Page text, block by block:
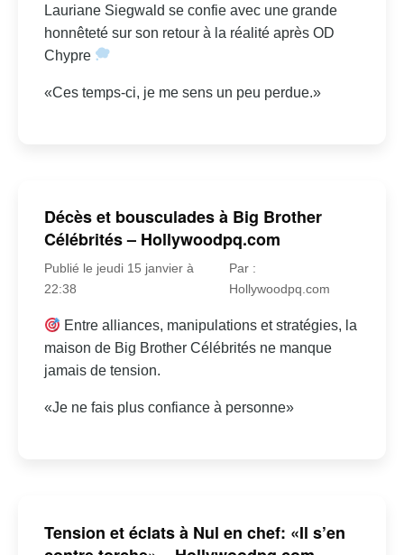
Lauriane Siegwald se confie avec une grande
honnêteté sur son retour à la réalité après OD
Chypre
«Ces temps-ci, je me sens un peu perdue.»
Décès et bousculades à Big Brother
Célébrités – Hollywoodpq.com
Publié le jeudi 15 janvier à
22:38
Par :
Hollywoodpq.com
Entre alliances, manipulations et stratégies, la
maison de Big Brother Célébrités ne manque
jamais de tension.
«Je ne fais plus confiance à personne»
Tension et éclats à Nul en chef: «Il s’en